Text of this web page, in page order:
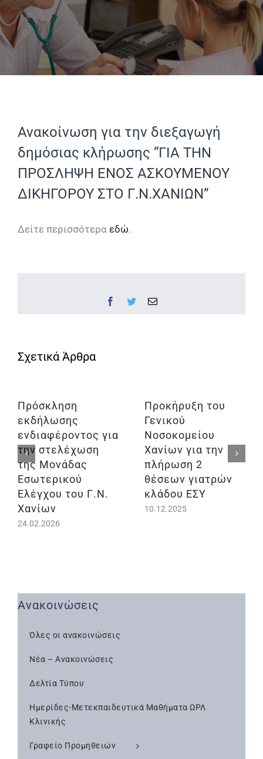
Ανακοίνωση για την διεξαγωγή
δημόσιας κλήρωσης “ΓΙΑ ΤΗΝ
ΠΡΟΣΛΗΨΗ ΕΝΟΣ ΑΣΚΟΥΜΕΝΟΥ
ΔΙΚΗΓΟΡΟΥ ΣΤΟ Γ.Ν.ΧΑΝΙΩΝ”
Δείτε περισσότερα εδώ.
Facebook
TwitterEmail
Πρόσκληση
εκδήλωσης
ενδιαφέροντος για
την στελέχωση
της Μονάδας
Εσωτερικού
Ελέγχου του Γ.Ν.
Χανίων
24.02.2026
Προκήρυξη του
Γενικού
Νοσοκομείου
Χανίων για την
πλήρωση 2
θέσεων γιατρών
κλάδου ΕΣΥ
10.12.2025
Ανακοινώσεις
Όλες οι ανακοινώσεις
Νέα – Ανακοινώσεις
Δελτία Τύπου
Ημερίδες-Μετεκπαιδευτικά Μαθήματα ΩΡΛ
Κλινικής
Γραφείο Προμηθειών